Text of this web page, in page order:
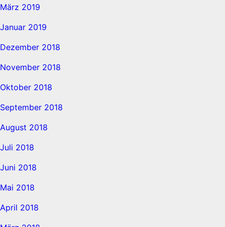
März 2019
Januar 2019
Dezember 2018
November 2018
Oktober 2018
September 2018
August 2018
Juli 2018
Juni 2018
Mai 2018
April 2018